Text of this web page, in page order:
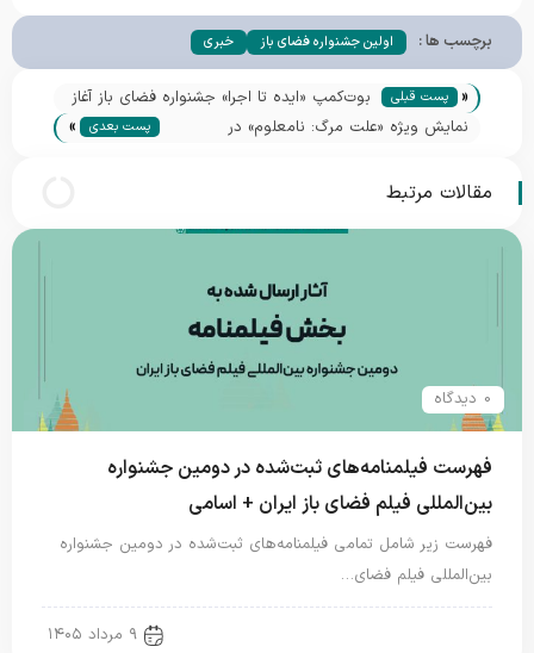
برچسب ها : اولین جشنواره فضای باز خبری
« پست قبلی
بوت‌کمپ «ایده تا اجرا» جشنواره فضای باز آغاز
به کار کرد | از رسیدن به ایده فیلم کوتاه تا
نمایش ویژه «علت مرگ: نامعلوم» در
برنامه‌ها
پست بعدی »
مقالات مرتبط
0 دیدگاه
فهرست فیلمنامه‌های ثبت‌شده در دومین جشنواره
بین‌المللی فیلم فضای باز ایران + اسامی
فهرست زیر شامل تمامی فیلمنامه‌های ثبت‌شده در دومین جشنواره
بین‌المللی فیلم فضای…
۹ مرداد ۱۴۰۵